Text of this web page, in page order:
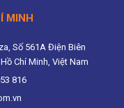
MINH
Số 561A Điện Biên
Chí Minh, Việt Nam
816